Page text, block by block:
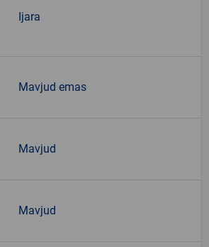
Ijara
Mavjud emas
Mavjud
Mavjud